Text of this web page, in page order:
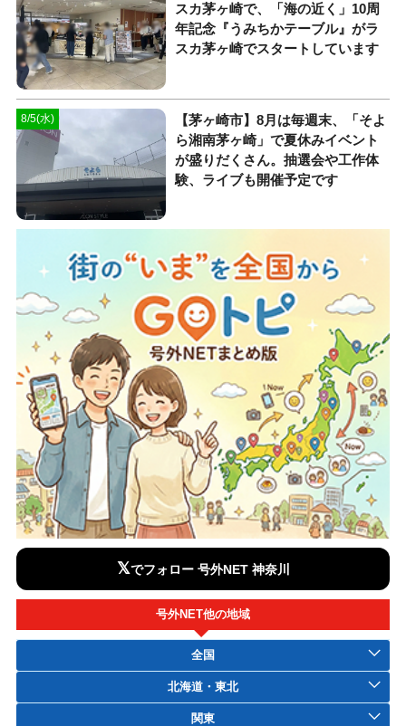
スカ茅ヶ崎で、「海の近く」10周
年記念『うみちかテーブル』がラ
スカ茅ヶ崎でスタートしています
8/5(水)
【茅ヶ崎市】8月は毎週末、「そよ
ら湘南茅ヶ崎」で夏休みイベント
が盛りだくさん。抽選会や工作体
験、ライブも開催予定です
𝕏でフォロー 号外NET 神奈川
号外NET他の地域
全国
北海道・東北
関東